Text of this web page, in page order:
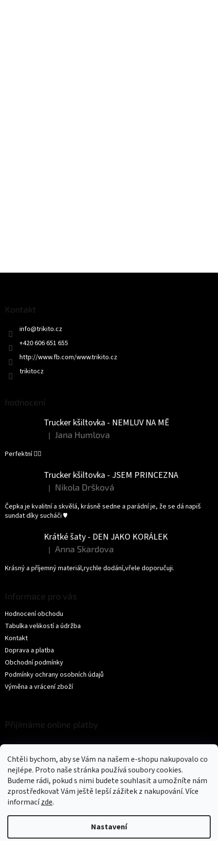
Chtěli bychom, aby se Vám na našem e-shopu nakupovalo co
nejlépe. Proto naše stránka používá soubory cookies.
Budeme rádi, pokud s nimi budete souhlasit a umožníte nám
zprostředkovat Vám ještě lepší zážitek z nakupování.Více
informacízde.
Nastavení
Kontakt
info@trikito.cz
+420 606 651 655
http://www.fb.com/www.trikito.cz
trikitocz
hodnocení
Trucker kšiltovka - NEMLUV NA MĚ
Hodnocení produktu je 5 z 5 hvězdiček.
| Jana Humlova
Perfektní 👌🏻
Trucker kšiltovka - JSEM PRINCEZNA
Hodnocení produktu je 5 z 5 hvězdiček.
| Nikola Dršková
Čepka je kvalitní a skvělá, krásně sedne a parádní je, že se dá napiš
sundat díky sucháči ♥️
Krátké šaty - DEN JAKO KORÁLEK
Hodnocení produktu je 5 z 5 hvězdiček.
| Anna Skardova
Krásný a příjemný materiál,rychle dodání,vřele doporučuji.
Informace pro vás
Hodnocení obchodu
Tabulka velikostí a údržba
Kontakt
Doprava a platba
Obchodní podmínky
Podmínky ochrany osobních údajů
Výměna a vrácení zboží
Přijímáme online platby
Vytvořil Shoptet
. Všechna práva vyhrazena.
cookies